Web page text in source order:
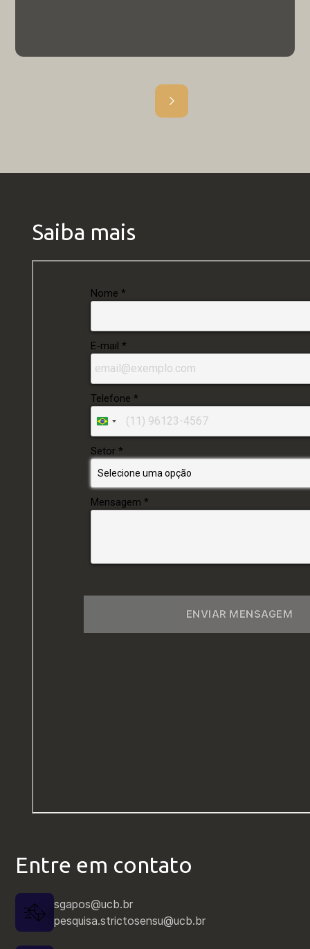
Projeto da UCB leva internet a crianças
Entre em contato
sgapos@ucb.br
pesquisa.strictosensu@ucb.br
Saiba mais